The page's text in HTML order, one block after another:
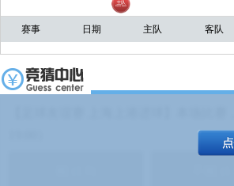
赛事 日期 主队 客队